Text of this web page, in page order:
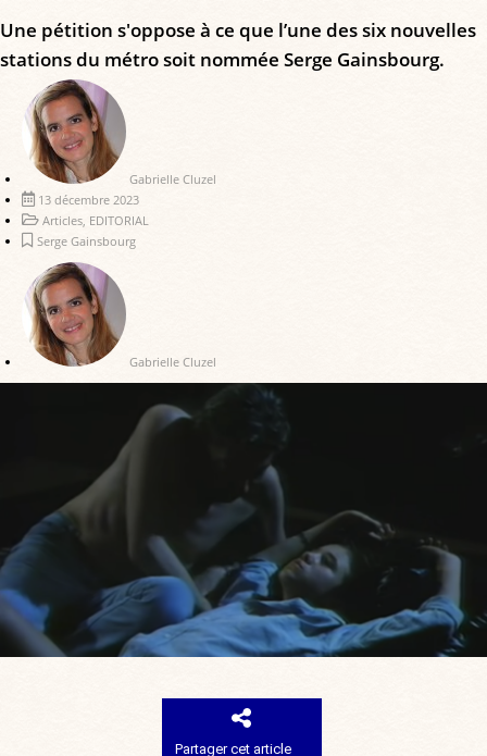
Une pétition s'oppose à ce que l’une des six nouvelles
stations du métro soit nommée Serge Gainsbourg.
Gabrielle Cluzel
13 décembre 2023
Articles, EDITORIAL
Serge Gainsbourg
Gabrielle Cluzel
Partager cet article